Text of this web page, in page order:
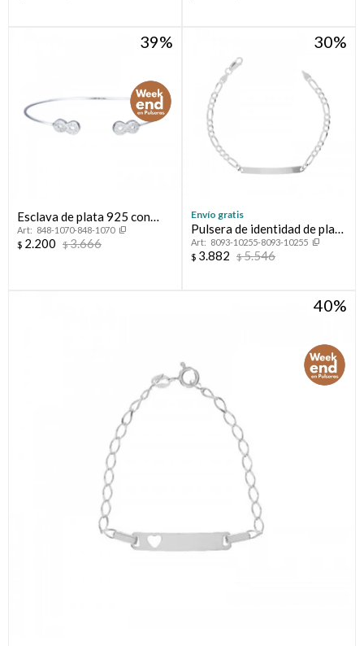
39
Esclava de plata 925 con
circonias, INFINITO.
848-1070-848-1070
$ 2.200 $3.666
30
Envío gratis
Pulsera de identidad de plata
925.8093-10255-8093-10255
$ 3.882 $5.546
40